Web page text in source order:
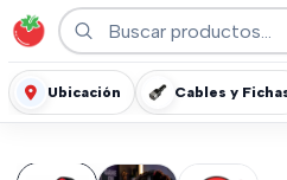
Ubicación Cables y